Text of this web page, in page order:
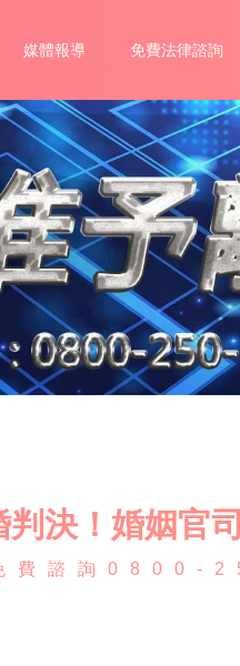
媒體報導 免費法律諮詢
決！婚姻官
費諮詢0800-